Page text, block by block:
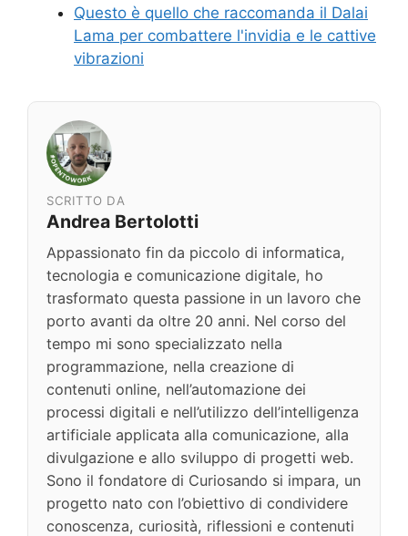
Questo è quello che raccomanda il Dalai
Lama per combattere l'invidia e le cattive
vibrazioni
SCRITTO DA
Andrea Bertolotti
Appassionato fin da piccolo di informatica,
tecnologia e comunicazione digitale, ho
trasformato questa passione in un lavoro che
porto avanti da oltre 20 anni. Nel corso del
tempo mi sono specializzato nella
programmazione, nella creazione di
contenuti online, nell’automazione dei
processi digitali e nell’utilizzo dell’intelligenza
artificiale applicata alla comunicazione, alla
divulgazione e allo sviluppo di progetti web.
Sono il fondatore di Curiosando si impara, un
progetto nato con l’obiettivo di condividere
conoscenza, curiosità, riflessioni e contenuti